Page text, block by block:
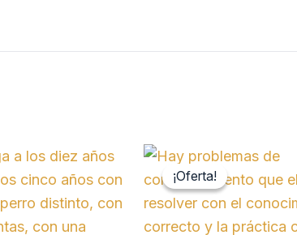
¡Oferta!
¡Oferta!